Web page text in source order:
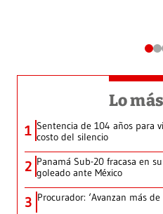
Lo
1 Sentencia de 104 años para
costo del silencio
2 Panamá Sub-20 fracasa en
goleado ante México
3 Procurador: ‘Avanzan más